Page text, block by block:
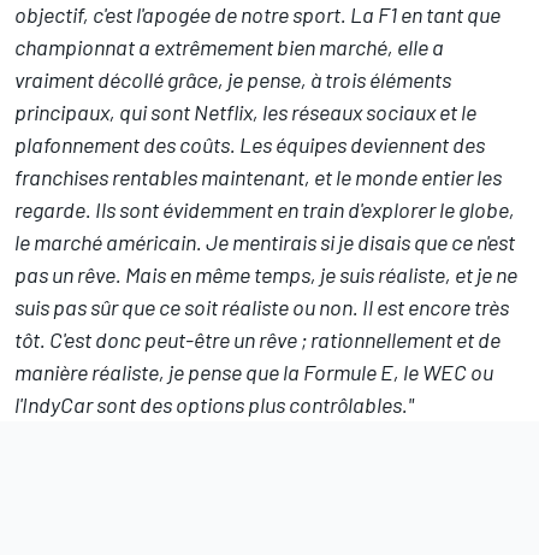
objectif, c'est l'apogée de notre sport. La F1 en tant que
championnat a extrêmement bien marché, elle a
vraiment décollé grâce, je pense, à trois éléments
principaux, qui sont Netflix, les réseaux sociaux et le
plafonnement des coûts. Les équipes deviennent des
franchises rentables maintenant, et le monde entier les
regarde. Ils sont évidemment en train d'explorer le globe,
le marché américain. Je mentirais si je disais que ce n'est
pas un rêve. Mais en même temps, je suis réaliste, et je ne
suis pas sûr que ce soit réaliste ou non. Il est encore très
tôt. C'est donc peut-être un rêve ; rationnellement et de
manière réaliste, je pense que la Formule E, le WEC ou
l'IndyCar sont des options plus contrôlables."